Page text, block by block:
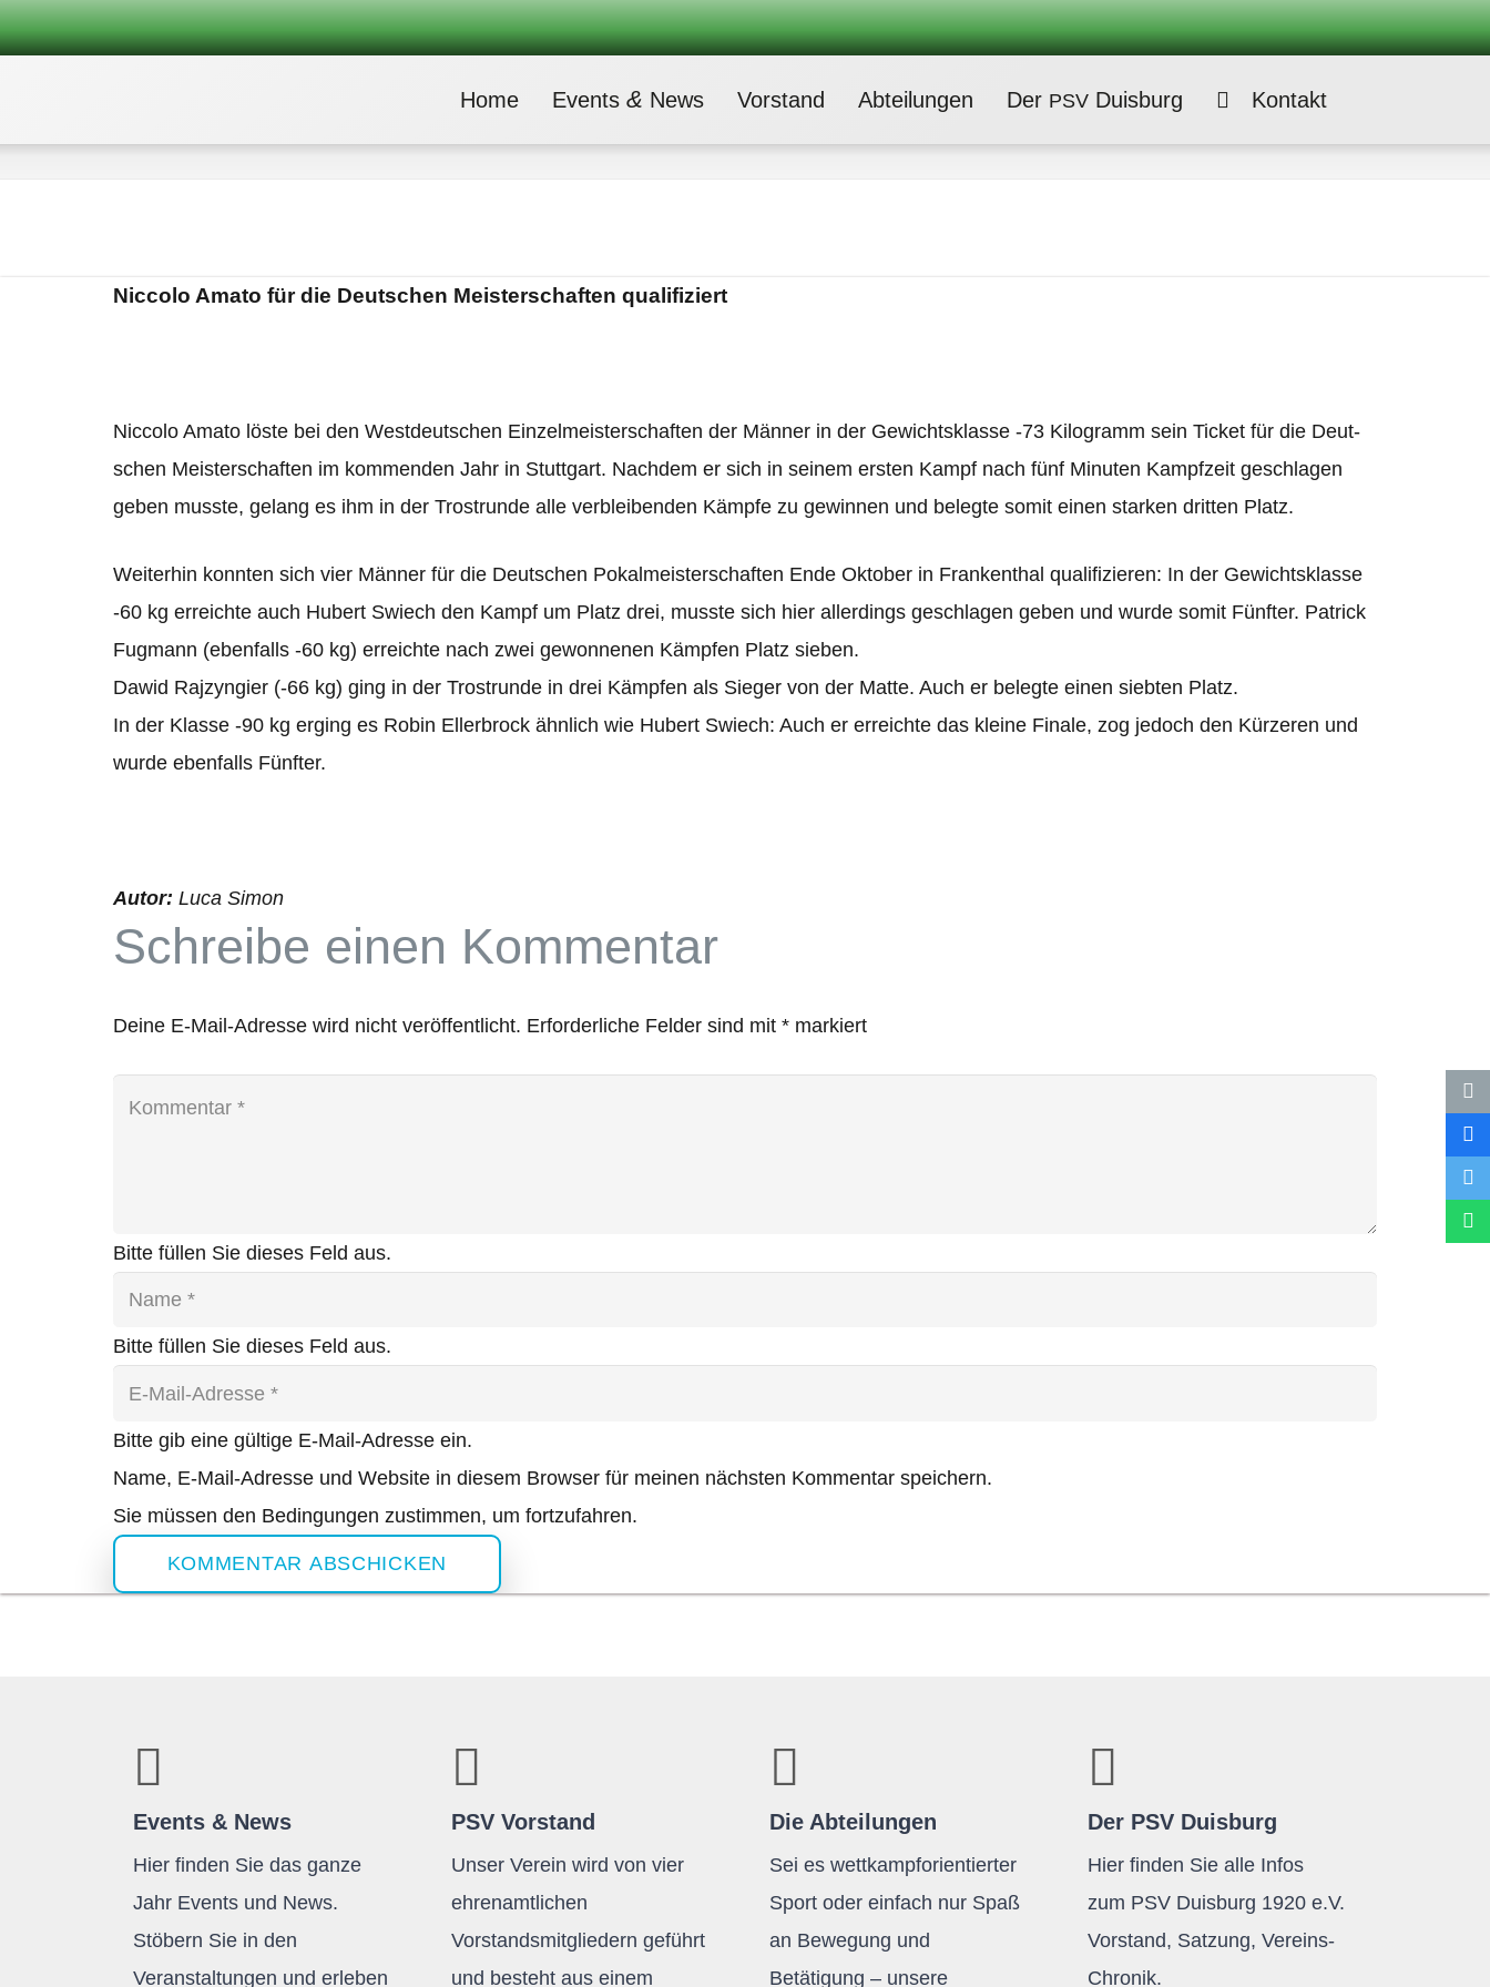
Home Events & News Vor­stand Abtei­lun­gen Der PSVDuisburg Kontakt
Nic­colo Amato für die Deut­schen Meis­ter­schaf­ten qualifiziert
Nic­colo Amato löste bei den West­deut­schen Ein­zel­meis­ter­schaf­ten der Män­ner in der Gewichts­klasse ‑73 Kilo­gramm sein Ticket für die Deut­
schen Meis­ter­schaf­ten im kom­men­den Jahr in Stutt­gart. Nach­dem er sich in sei­nem ers­ten Kampf nach fünf Minu­ten Kampf­zeit geschla­gen
geben musste, gelang es ihm in der Trost­runde alle ver­blei­ben­den Kämpfe zu gewin­nen und belegte somit einen star­ken drit­ten Platz.
Wei­ter­hin konn­ten sich vier Män­ner für die Deut­schen Pokal­meis­ter­schaf­ten Ende Okto­ber in Fran­ken­thal qua­li­fi­zie­ren: In der Gewichts­klasse
‑60 kg erreichte auch Hubert Swiech den Kampf um Platz drei, musste sich hier aller­dings geschla­gen geben und wurde somit Fünf­ter. Patrick
Fug­mann (eben­falls ‑60 kg) erreichte nach zwei gewon­ne­nen Kämp­fen Platz sie­ben.
Dawid Raj­zyn­gier (-66 kg) ging in der Trost­runde in drei Kämp­fen als Sie­ger von der Matte. Auch er belegte einen sieb­ten Platz.
In der Klasse ‑90 kg erging es Robin Eller­b­rock ähn­lich wie Hubert Swiech: Auch er erreichte das kleine Finale, zog jedoch den Kür­ze­ren und
wurde eben­falls Fünfter.
Autor: Luca Simon
Schreibe einen Kommentar
Deine E-Mail-Adresse wird nicht veröffentlicht. Erforderliche Felder sind mit * markiert
Bitte füllen Sie dieses Feld aus.
Bitte füllen Sie dieses Feld aus.
Bitte gib eine gültige E-Mail-Adresse ein.
Name, E-Mail-Adresse und Website in diesem Browser für meinen nächsten Kommentar speichern.
Sie müssen den Bedingungen zustimmen, um fortzufahren.
KOMMENTAR ABSCHICKEN
Events & News
Hier finden Sie das ganze
Jahr Events und News.
Stöbern Sie in den
Veranstaltungen und erleben
PSV Vorstand
Unser Verein wird von vier
ehrenamtlichen
Vorstandsmitgliedern geführt
und besteht aus einem
Die Abteilungen
Sei es wettkampforientierter
Sport oder einfach nur Spaß
an Bewegung und
Betätigung – unsere
Der PSV Duisburg
Hier finden Sie alle Infos
zum PSV Duisburg 1920 e.V.
Vorstand, Satzung, Vereins-
Chronik.